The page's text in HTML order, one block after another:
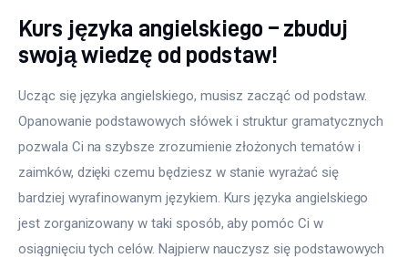
Kurs języka angielskiego – zbuduj
swoją wiedzę od podstaw!
Ucząc się języka angielskiego, musisz zacząć od podstaw.
Opanowanie podstawowych słówek i struktur gramatycznych
pozwala Ci na szybsze zrozumienie złożonych tematów i
zaimków, dzięki czemu będziesz w stanie wyrażać się
bardziej wyrafinowanym językiem. Kurs języka angielskiego
jest zorganizowany w taki sposób, aby pomóc Ci w
osiągnięciu tych celów. Najpierw nauczysz się podstawowych